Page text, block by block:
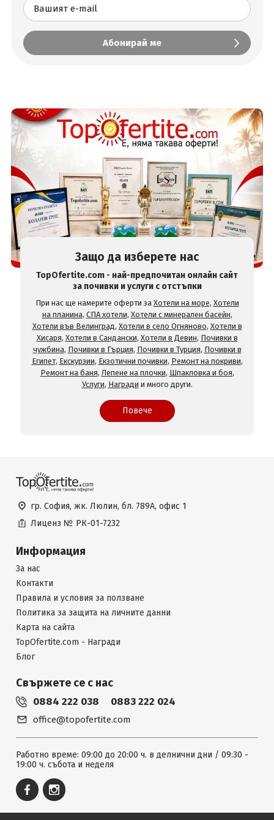
Защо да изберете нас
TopOfertite.com - най-предпочитан онлайн сайт
за почивки и услуги с отстъпки
При нас ще намерите оферти за Хотели на море, Хотели
на планина, СПА хотели, Хотели с минерален басейн,
Хотели във Велинград, Хотели в село Огняново, Хотели в
Хисаря, Хотели в Сандански, Хотели в Девин, Почивки в
чужбина, Почивки в Гърция, Почивки в Турция, Почивки в
Египет, Екскурзии, Екзотични почивки, Ремонт на покриви,
Ремонт на баня, Лепене на плочки, Шпакловка и боя,
Услуги, Награди и много други.
Повече
гр. София, жк. Люлин, бл. 789А, офис 1
Лиценз № РК-01-7232
Информация
За нас
Контакти
Правила и условия за ползване
Политика за защита на личните данни
Карта на сайта
TopOfertite.com - Награди
Блог
Свържете се с нас
0884 222 038 0883 222 024
office@topofertite.com
Работно време: 09:00 до 20:00 ч. в делнични дни / 09:30 -
19:00 ч. събота и неделя